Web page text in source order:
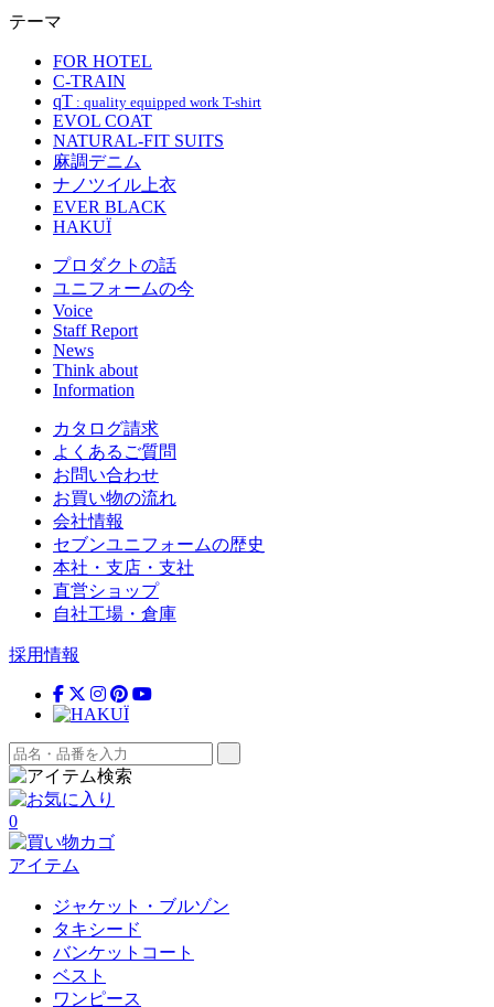
テーマ
FOR HOTEL
C-TRAIN
qT : quality equipped work T-shirt
EVOL COAT
NATURAL-FIT SUITS
麻調デニム
ナノツイル上衣
EVER BLACK
HAKUÏ
プロダクトの話
ユニフォームの今
Voice
Staff Report
News
Think about
Information
カタログ請求
よくあるご質問
お問い合わせ
お買い物の流れ
会社情報
セブンユニフォームの歴史
本社・支店・支社
直営ショップ
自社工場・倉庫
採用情報
0
アイテム
ジャケット・ブルゾン
タキシード
バンケットコート
ベスト
ワンピース